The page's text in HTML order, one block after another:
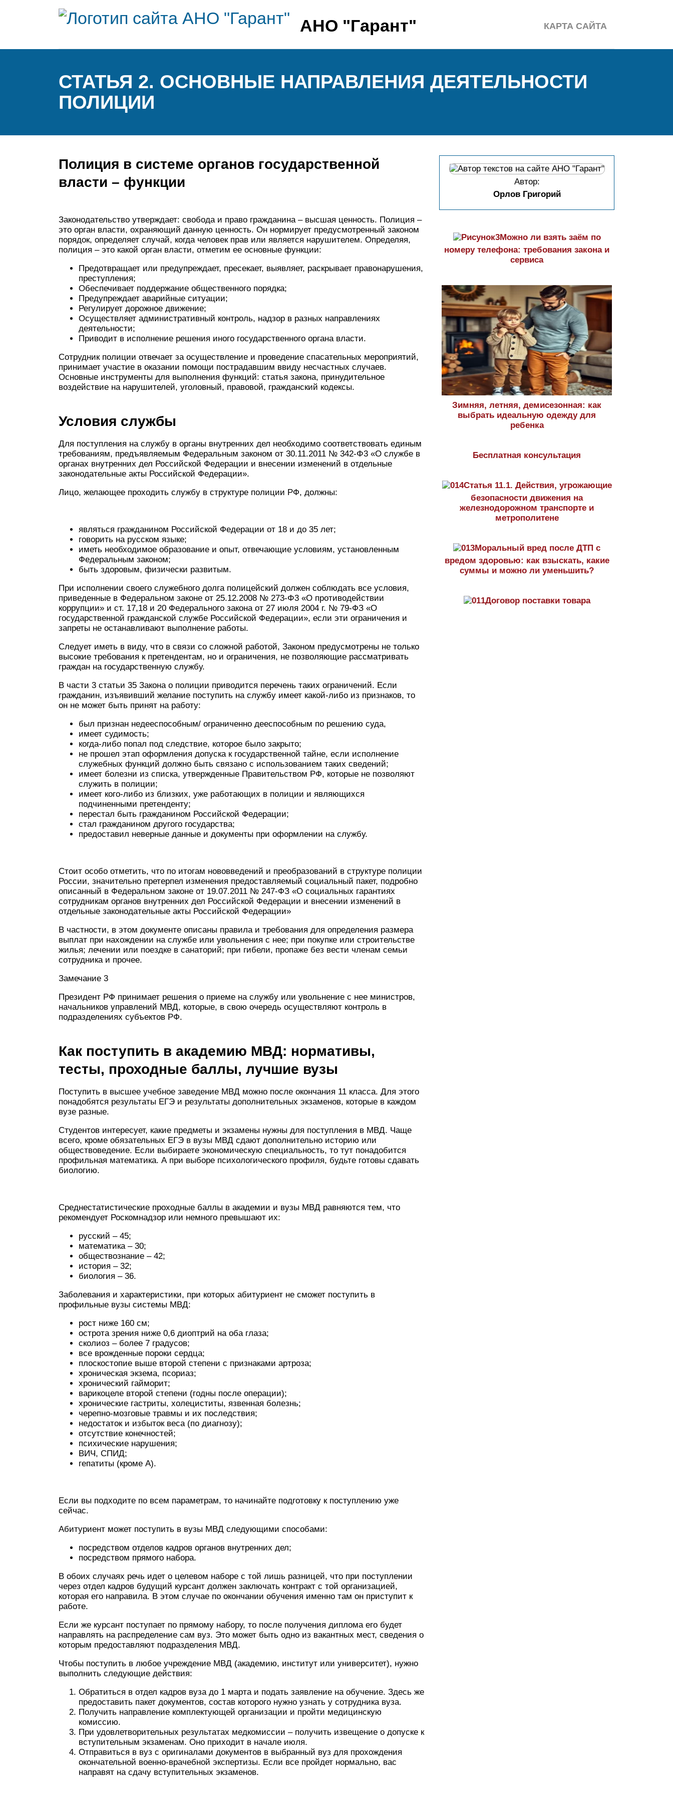
АНО "Гарант" КАРТА САЙТА
СТАТЬЯ 2. ОСНОВНЫЕ НАПРАВЛЕНИЯ ДЕЯТЕЛЬНОСТИ
ПОЛИЦИИ
Полиция в системе органов государственной
власти – функции
Законодательство утверждает: свобода и право гражданина – высшая ценность. Полиция –
это орган власти, охраняющий данную ценность. Он нормирует предусмотренный законом
порядок, определяет случай, когда человек прав или является нарушителем. Определяя,
полиция – это какой орган власти, отметим ее основные функции:
Предотвращает или предупреждает, пресекает, выявляет, раскрывает правонарушения,
преступления;
Обеспечивает поддержание общественного порядка;
Предупреждает аварийные ситуации;
Регулирует дорожное движение;
Осуществляет административный контроль, надзор в разных направлениях
деятельности;
Приводит в исполнение решения иного государственного органа власти.
Сотрудник полиции отвечает за осуществление и проведение спасательных мероприятий,
принимает участие в оказании помощи пострадавшим ввиду несчастных случаев.
Основные инструменты для выполнения функций: статья закона, принудительное
воздействие на нарушителей, уголовный, правовой, гражданский кодексы.
Условия службы
Для поступления на службу в органы внутренних дел необходимо соответствовать единым
требованиям, предъявляемым Федеральным законом от 30.11.2011 № 342-Φ3 «О службе в
органах внутренних дел Российской Федерации и внесении изменений в отдельные
законодательные акты Российской Федерации».
Лицо, желающее проходить службу в структуре полиции РФ, должны:
являться гражданином Российской Федерации от 18 и до 35 лет;
говорить на русском языке;
иметь необходимое образование и опыт, отвечающие условиям, установленным
Федеральным законом;
быть здоровым, физически развитым.
При исполнении своего служебного долга полицейский должен соблюдать все условия,
приведенные в Федеральном законе от 25.12.2008 № 273-Φ3 «О противодействии
коррупции» и ст. 17,18 и 20 Федерального закона от 27 июля 2004 г. № 79-ФЗ «О
государственной гражданской службе Российской Федерации», если эти ограничения и
запреты не останавливают выполнение работы.
Следует иметь в виду, что в связи со сложной работой, Законом предусмотрены не только
высокие требования к претендентам, но и ограничения, не позволяющие рассматривать
граждан на государственную службу.
В части 3 статьи 35 Закона о полиции приводится перечень таких ограничений. Если
гражданин, изъявивший желание поступить на службу имеет какой-либо из признаков, то
он не может быть принят на работу:
был признан недееспособным/ ограниченно дееспособным по решению суда,
имеет судимость;
когда-либо попал под следствие, которое было закрыто;
не прошел этап оформления допуска к государственной тайне, если исполнение
служебных функций должно быть связано с использованием таких сведений;
имеет болезни из списка, утвержденные Правительством РФ, которые не позволяют
служить в полиции;
имеет кого-либо из близких, уже работающих в полиции и являющихся
подчиненными претенденту;
перестал быть гражданином Российской Федерации;
стал гражданином другого государства;
предоставил неверные данные и документы при оформлении на службу.
Стоит особо отметить, что по итогам нововведений и преобразований в структуре полиции
России, значительно претерпел изменения предоставляемый социальный пакет, подробно
описанный в Федеральном законе от 19.07.2011 № 247-ФЗ «О социальных гарантиях
сотрудникам органов внутренних дел Российской Федерации и внесении изменений в
отдельные законодательные акты Российской Федерации»
В частности, в этом документе описаны правила и требования для определения размера
выплат при нахождении на службе или увольнения с нее; при покупке или строительстве
жилья; лечении или поездке в санаторий; при гибели, пропаже без вести членам семьи
сотрудника и прочее.
Замечание 3
Президент РФ принимает решения о приеме на службу или увольнение с нее министров,
начальников управлений МВД, которые, в свою очередь осуществляют контроль в
подразделениях субъектов РФ.
Как поступить в академию МВД: нормативы,
тесты, проходные баллы, лучшие вузы
Поступить в высшее учебное заведение МВД можно после окончания 11 класса. Для этого
понадобятся результаты ЕГЭ и результаты дополнительных экзаменов, которые в каждом
вузе разные.
Студентов интересует, какие предметы и экзамены нужны для поступления в МВД. Чаще
всего, кроме обязательных ЕГЭ в вузы МВД сдают дополнительно историю или
обществоведение. Если выбираете экономическую специальность, то тут понадобится
профильная математика. А при выборе психологического профиля, будьте готовы сдавать
биологию.
Среднестатистические проходные баллы в академии и вузы МВД равняются тем, что
рекомендует Роскомнадзор или немного превышают их:
русский – 45;
математика – 30;
обществознание – 42;
история – 32;
биология – 36.
Заболевания и характеристики, при которых абитуриент не сможет поступить в
профильные вузы системы МВД:
рост ниже 160 см;
острота зрения ниже 0,6 диоптрий на оба глаза;
сколиоз – более 7 градусов;
все врожденные пороки сердца;
плоскостопие выше второй степени с признаками артроза;
хроническая экзема, псориаз;
хронический гайморит;
варикоцеле второй степени (годны после операции);
хронические гастриты, холециститы, язвенная болезнь;
черепно-мозговые травмы и их последствия;
недостаток и избыток веса (по диагнозу);
отсутствие конечностей;
психические нарушения;
ВИЧ, СПИД;
гепатиты (кроме А).
Если вы подходите по всем параметрам, то начинайте подготовку к поступлению уже
сейчас.
Абитуриент может поступить в вузы МВД следующими способами:
посредством отделов кадров органов внутренних дел;
посредством прямого набора.
В обоих случаях речь идет о целевом наборе с той лишь разницей, что при поступлении
через отдел кадров будущий курсант должен заключать контракт с той организацией,
которая его направила. В этом случае по окончании обучения именно там он приступит к
работе.
Если же курсант поступает по прямому набору, то после получения диплома его будет
направлять на распределение сам вуз. Это может быть одно из вакантных мест, сведения о
которым предоставляют подразделения МВД.
Чтобы поступить в любое учреждение МВД (академию, институт или университет), нужно
выполнить следующие действия:
Обратиться в отдел кадров вуза до 1 марта и подать заявление на обучение. Здесь же
предоставить пакет документов, состав которого нужно узнать у сотрудника вуза.
Получить направление комплектующей организации и пройти медицинскую
комиссию.
При удовлетворительных результатах медкомиссии – получить извещение о допуске к
вступительным экзаменам. Оно приходит в начале июля.
Отправиться в вуз с оригиналами документов в выбранный вуз для прохождения
окончательной военно-врачебной экспертизы. Если все пройдет нормально, вас
направят на сдачу вступительных экзаменов.
Автор:
Орлов Григорий
Можно ли взять заём по
номеру телефона: требования закона и
сервиса
Зимняя, летняя, демисезонная: как
выбрать идеальную одежду для
ребенка
Бесплатная консультация
Статья 11.1. Действия, угрожающие
безопасности движения на
железнодорожном транспорте и
метрополитене
Моральный вред после ДТП с
вредом здоровью: как взыскать, какие
суммы и можно ли уменьшить?
Договор поставки товара